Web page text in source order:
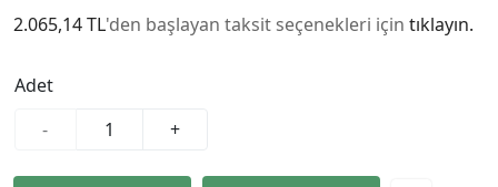
2.065,14 TL'den başlayan taksit seçenekleri için tıklayın.
Adet
-
+